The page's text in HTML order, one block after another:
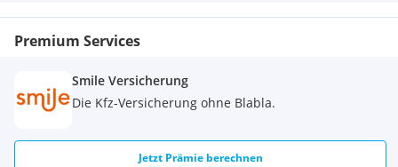
Premium Services
Smile Versicherung
Die Kfz-Versicherung ohne Blabla.
Jetzt Prämie berechnen